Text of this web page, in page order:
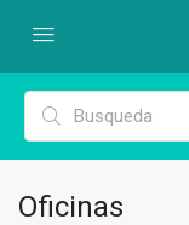
Oficinas